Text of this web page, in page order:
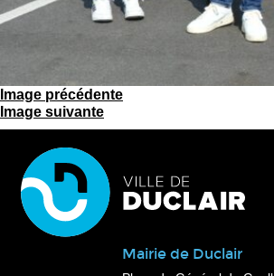
Image précédente
Image suivante
Mairie de Duclair